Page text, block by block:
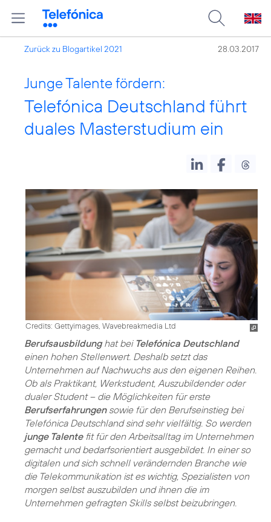
Zurück zu Blogartikel 2021 28.03.2017
Junge Talente fördern:
Telefónica Deutschland führt
duales Masterstudium ein
Credits: Gettyimages, Wavebreakmedia Ltd
Berufsausbildunghat bei Telefónica Deutschland
einen hohen Stellenwert. Deshalb setzt das
Unternehmen auf Nachwuchs aus den eigenen Reihen.
Ob als Praktikant, Werkstudent, Auszubildender oder
dualer Student – die Möglichkeiten für erste
Berufserfahrungensowie für den Berufseinstieg bei
Telefónica Deutschland sind sehr vielfältig. So werden
junge Talentefit für den Arbeitsalltag im Unternehmen
gemacht und bedarfsorientiert ausgebildet. In einer so
digitalen und sich schnell verändernden Branche wie
die Telekommunikation ist es wichtig, Spezialisten von
morgen selbst auszubilden und ihnen die im
Unternehmen gefragten Skills selbst beizubringen.